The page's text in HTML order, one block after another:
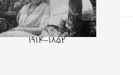
1852–1914